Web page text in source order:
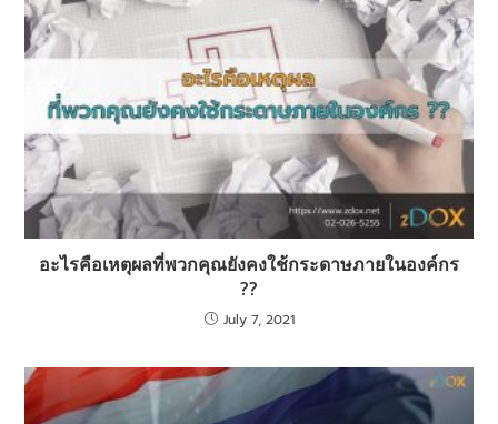
อะไรคือเหตุผลที่พวกคุณยังคงใช้กระดาษภายในองค์กร
??
July 7, 2021